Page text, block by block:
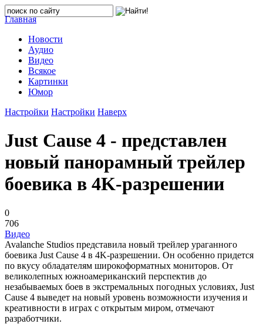
Главная
Новости
Аудио
Видео
Всякое
Картинки
Юмор
Настройки Настройки Наверх
Just Cause 4 - представлен
новый панорамный трейлер
боевика в 4K-разрешении
0
706
Видео
Avalanche Studios представила новый трейлер ураганного
боевика Just Cause 4 в 4K-разрешении. Он особенно придется
по вкусу обладателям широкоформатных мониторов. От
великолепных южноамериканский перспектив до
незабываемых боев в экстремальных погодных условиях, Just
Cause 4 выведет на новый уровень возможности изучения и
креативности в играх с открытым миром, отмечают
разработчики.